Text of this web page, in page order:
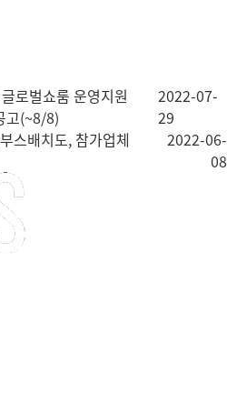
로벌쇼룸 운영지원
고(~8/8)
2022-07-
29
스배치도, 참가업체
2022-06-
08